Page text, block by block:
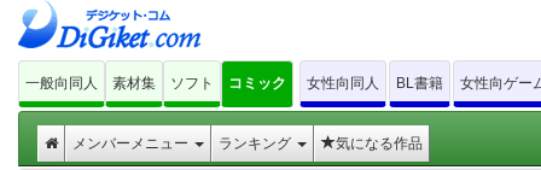
一般向同人 素材集 ソフト コミック 女性向同人 BL書籍 女性向ゲー
メンバーメニュー ランキング 気になる作品